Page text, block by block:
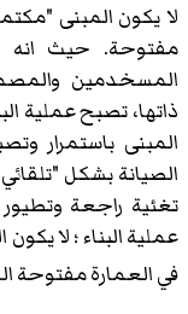
لا يكون المبنى
مفتوحة. حيث انه
المسخدمين
ذاتها، تصبح عملية
المبنى باستمرار
الصيانة بشكل
تغئية راجعة
عملية البناء ؛ لا
في العمارة مفتوحة